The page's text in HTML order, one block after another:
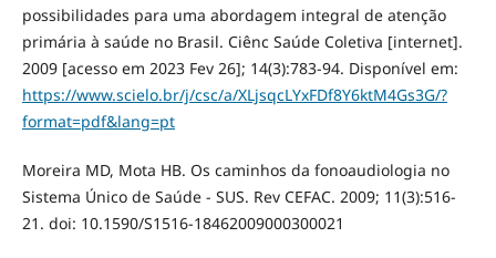
possibilidades para uma abordagem integral de atenção
primária à saúde no Brasil. Ciênc Saúde Coletiva [internet].
2009 [acesso em 2023 Fev 26]; 14(3):783-94. Disponível em:
https://www.scielo.br/j/csc/a/XLjsqcLYxFDf8Y6ktM4Gs3G/?
format=pdf&lang=pt
Moreira MD, Mota HB. Os caminhos da fonoaudiologia no
Sistema Único de Saúde - SUS. Rev CEFAC. 2009; 11(3):516-
21. doi: 10.1590/S1516-18462009000300021